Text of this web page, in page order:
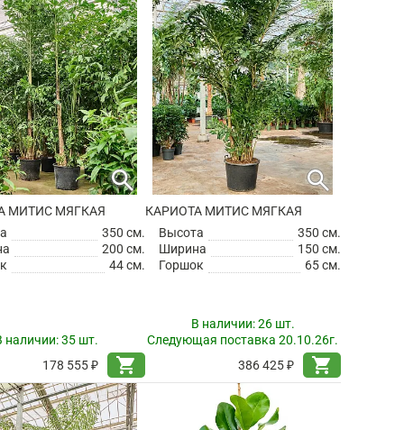
search
МИТИС МЯГКАЯ
350 см.
200 см.
44 см.
наличии:35 шт.
178 555 ₽
shopping_cart
search
КАРИОТА МИТИС МЯГКАЯ
Высота
350 см.
Ширина
150 см.
Горшок
65 см.
В наличии:26 шт.
Следующая поставка 20.10.26г.
386 425 ₽
shopping_cart